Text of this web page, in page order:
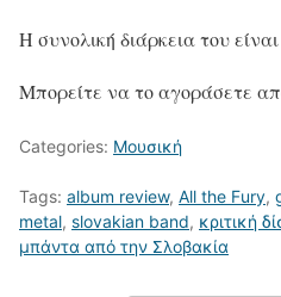
Η συνολική διάρκεια του
Μπορείτε να το αγοράσετε
Categories: Μουσική
Tags: album review, All the Fury,
metal, slovakian band, κριτική
μπάντα από την Σλοβακία